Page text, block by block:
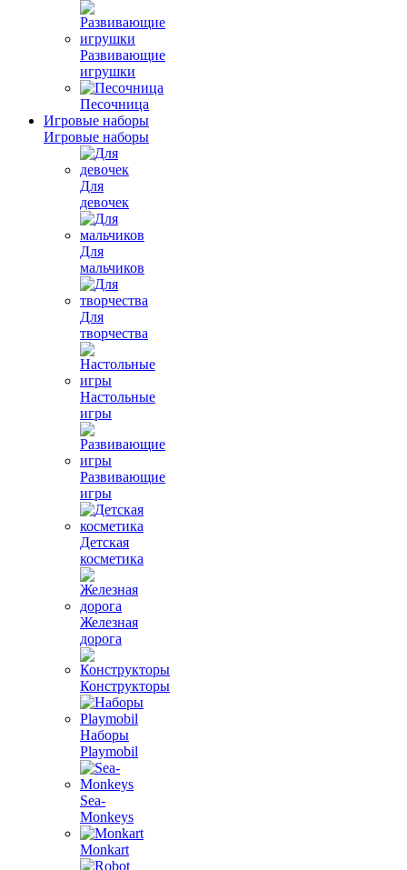
Развивающие
игрушки
Песочница
Игровые наборы
Игровые наборы
Для
девочек
Для
мальчиков
Для
творчества
Настольные
игры
Развивающие
игры
Детская
косметика
Железная
дорога
Конструкторы
Наборы
Playmobil
Sea-
Monkeys
Monkart